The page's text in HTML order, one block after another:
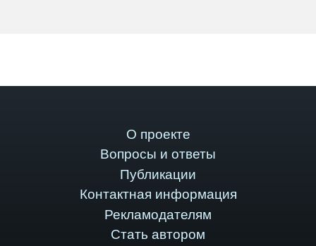
О проекте
Вопросы и ответы
Публикации
Контактная информация
Рекламодателям
Стать автором